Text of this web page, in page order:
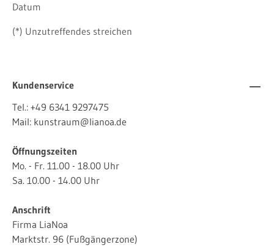
Datum
(*) Unzutreffendes streichen
Kundenservice
Tel.: +49 6341 9297475
Mail: kunstraum@lianoa.de
Öffnungszeiten
Mo. - Fr. 11.00 - 18.00 Uhr
Sa. 10.00 - 14.00 Uhr
Anschrift
Firma LiaNoa
Marktstr. 96 (Fußgängerzone)